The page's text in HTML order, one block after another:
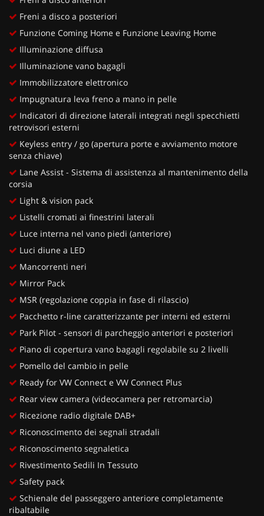
Freni a disco a posteriori
Funzione Coming Home e Funzione Leaving Home
Illuminazione diffusa
Illuminazione vano bagagli
Immobilizzatore elettronico
Impugnatura leva freno a mano in pelle
Indicatori di direzione laterali integrati negli specchietti
retrovisori esterni
Keyless entry / go (apertura porte e avviamento motore
senza chiave)
Lane Assist - Sistema di assistenza al mantenimento della
corsia
Light & vision pack
Listelli cromati ai finestrini laterali
Luce interna nel vano piedi (anteriore)
Luci diune a LED
Mancorrenti neri
Mirror Pack
MSR (regolazione coppia in fase di rilascio)
Pacchetto r-line caratterizzante per interni ed esterni
Park Pilot - sensori di parcheggio anteriori e posteriori
Piano di copertura vano bagagli regolabile su 2 livelli
Pomello del cambio in pelle
Ready for VW Connect e VW Connect Plus
Rear view camera (videocamera per retromarcia)
Ricezione radio digitale DAB+
Riconoscimento dei segnali stradali
Riconoscimento segnaletica
Rivestimento Sedili In Tessuto
Safety pack
Schienale del passeggero anteriore completamente
ribaltabile